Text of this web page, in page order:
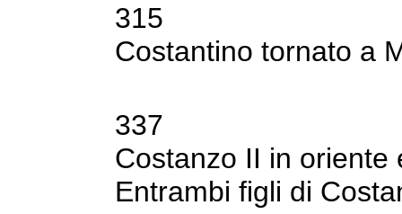
315
Costantino tornato a
337
Costanzo II in oriente
Entrambi figli di